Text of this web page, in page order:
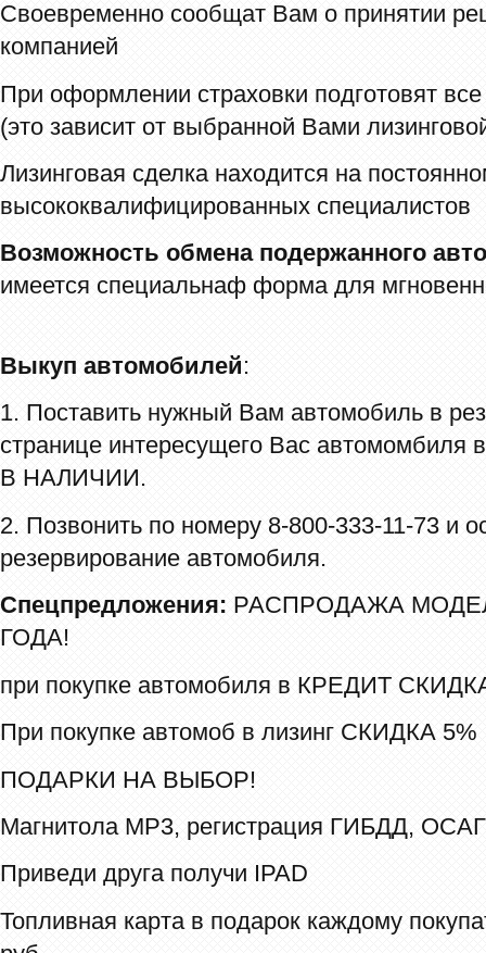
Своевременно сообщат Вам о принятии
компанией
При оформлении страховки подготовят
(это зависит от выбранной Вами
Лизинговая сделка находится на
высококвалифицированных специалистов
Возможность обмена подержанного
имеется специальнаф форма для
Выкуп автомобилей:
1. Поставить нужный Вам автомобиль в
странице интересущего Вас
В НАЛИЧИИ.
2. Позвонить по номеру 8-800-333-11-73 и
резервирование автомобиля.
Спецпредложения: РАСПРОДАЖА
ГОДА!
при покупке автомобиля в КРЕДИТ
При покупке автомоб в лизинг СКИДКА 5%
ПОДАРКИ НА ВЫБОР!
Магнитола МР3, регистрация ГИБДД,
Приведи друга получи IPAD
Топливная карта в подарок каждому